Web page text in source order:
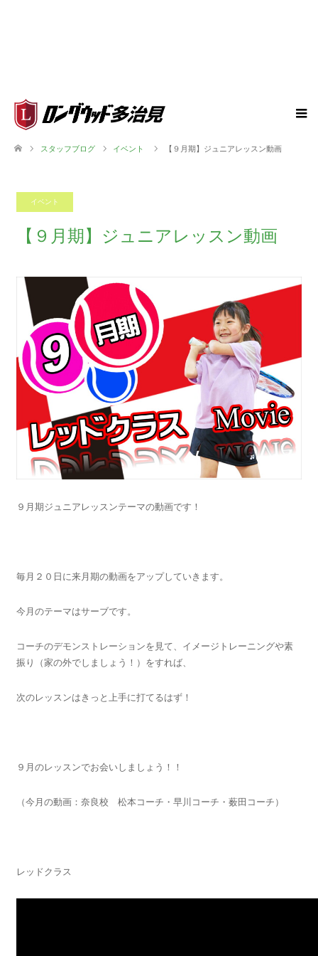
スタッフブログ イベント 【９月期】ジュニアレッスン動画
イベント
【９月期】ジュニアレッスン動画
９月期ジュニアレッスンテーマの動画です！
毎月２０日に来月期の動画をアップしていきます。
今月のテーマはサーブです。
コーチのデモンストレーションを見て、イメージトレーニングや素
振り（家の外でしましょう！）をすれば、
次のレッスンはきっと上手に打てるはず！
９月のレッスンでお会いしましょう！！
（今月の動画：奈良校 松本コーチ・早川コーチ・薮田コーチ）
レッドクラス